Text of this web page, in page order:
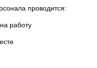
проводится:
работу